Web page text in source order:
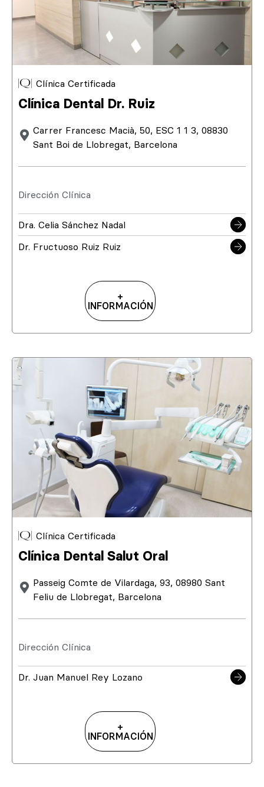
Clínica Certificada
Clínica Dental Dr. Ruiz
Carrer Francesc Macià, 50, ESC 1 1 3, 08830
Sant Boi de Llobregat, Barcelona
Dirección Clínica
Dra. Celia Sánchez Nadal
Dr. Fructuoso Ruiz Ruiz
+
INFORMACIÓN
Clínica Certificada
Clínica Dental Salut Oral
Passeig Comte de Vilardaga, 93, 08980 Sant
Feliu de Llobregat, Barcelona
Dirección Clínica
Dr. Juan Manuel Rey Lozano
+
INFORMACIÓN